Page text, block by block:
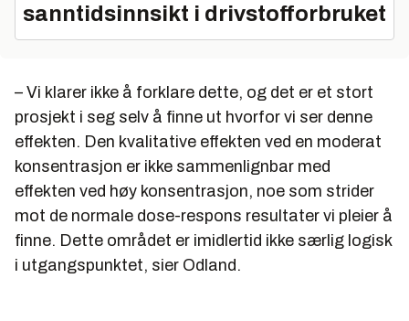
sanntidsinnsikt i drivstofforbruket
– Vi klarer ikke å forklare dette, og det er et stort
prosjekt i seg selv å finne ut hvorfor vi ser denne
effekten. Den kvalitative effekten ved en moderat
konsentrasjon er ikke sammenlignbar med
effekten ved høy konsentrasjon, noe som strider
mot de normale dose-respons resultater vi pleier å
finne. Dette området er imidlertid ikke særlig logisk
i utgangspunktet, sier Odland.